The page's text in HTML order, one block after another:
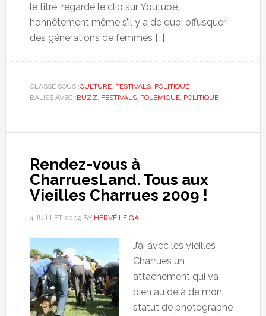
le titre, regardé le clip sur Youtube,
honnêtement même s’il y a de quoi offusquer
des générations de femmes […]
CLASSÉ SOUS :CULTURE, FESTIVALS, POLITIQUE
BALISÉ AVEC :BUZZ FESTIVALS, POLÉMIQUE, POLITIQUE
Rendez-vous à
CharruesLand. Tous aux
Vieilles Charrues 2009 !
4 JUILLET 2009BY HERVÉ LE GALL
J’ai avec les Vieilles
Charrues un
attachement qui va
bien au delà de mon
statut de photographe